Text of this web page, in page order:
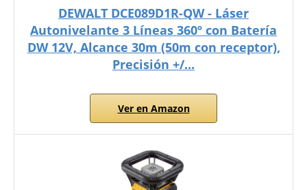
DEWALT DCE089D1R-QW - Láser
Autonivelante 3 Líneas 360º con Batería
DW 12V, Alcance 30m (50m con receptor),
Precisión +/...
Ver en Amazon